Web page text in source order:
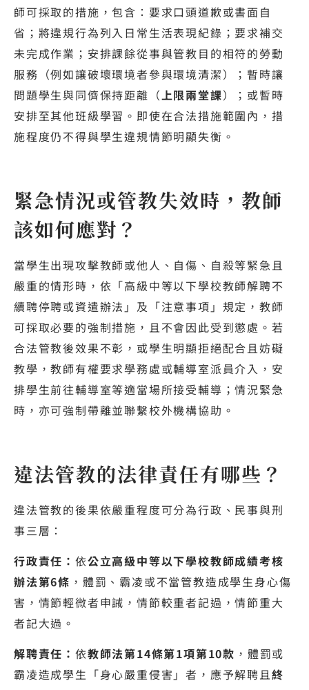
師可採取的措施，包含：要求口頭道歉或書面自
省；將違規行為列入日常生活表現紀錄；要求補交
未完成作業；安排課餘從事與管教目的相符的勞動
服務（例如讓破壞環境者參與環境清潔）；暫時讓
問題學生與同儕保持距離（上限兩堂課）；或暫時
安排至其他班級學習。即使在合法措施範圍內，措
施程度仍不得與學生違規情節明顯失衡。
緊急情況或管教失效時，教師
該如何應對？
當學生出現攻擊教師或他人、自傷、自殺等緊急且
嚴重的情形時，依「高級中等以下學校教師解聘不
續聘停聘或資遣辦法」及「注意事項」規定，教師
可採取必要的強制措施，且不會因此受到懲處。若
合法管教後效果不彰，或學生明顯拒絕配合且妨礙
教學，教師有權要求學務處或輔導室派員介入，安
排學生前往輔導室等適當場所接受輔導；情況緊急
時，亦可強制帶離並聯繫校外機構協助。
違法管教的法律責任有哪些？
違法管教的後果依嚴重程度可分為行政、民事與刑
事三層：
行政責任： 依公立高級中等以下學校教師成績考核
辦法第6條 ，體罰、霸凌或不當管教造成學生身心傷
害，情節輕微者申誡，情節較重者記過，情節重大
者記大過。
解聘責任： 依教師法第14條第1項第10款 ，體罰或
霸凌造成學生「身心嚴重侵害」者，應予解聘且終